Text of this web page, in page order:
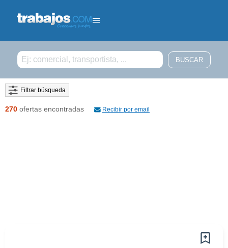
Filtrar búsqueda
270 ofertas encontradas Recibir por email